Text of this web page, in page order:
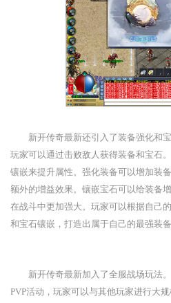
新开传奇最新还引入了装备强化和
玩家可以通过击败敌人获得装备和宝石
镶嵌来提升属性。强化装备可以增加装
额外的增益效果。镶嵌宝石可以给装备
在战斗中更加强大。玩家可以根据自己
和宝石镶嵌，打造出属于自己的最强装备
新开传奇最新加入了全服战场玩法
PVP活动，玩家可以与其他玩家进行大